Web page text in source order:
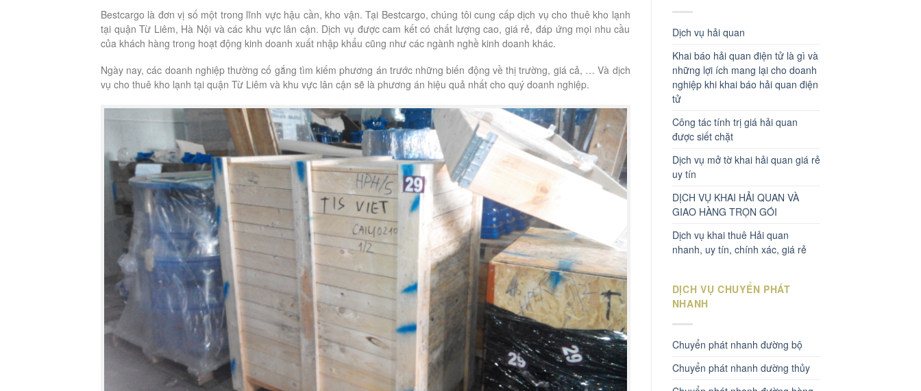
Bestcargo là đơn vị số một trong lĩnh vực hậu cần, kho vận. Tại Bestcargo, chúng tôi cung cấp dịch vụ cho thuê kho lạnh
tại quận Từ Liêm, Hà Nội và các khu vực lân cận. Dịch vụ được cam kết có chất lượng cao, giá rẻ, đáp ứng mọi nhu cầu
của khách hàng trong hoạt động kinh doanh xuất nhập khẩu cũng như các ngành nghề kinh doanh khác.
Ngày nay, các doanh nghiệp thường cố gắng tìm kiếm phương án trước những biến động về thị trường, giá cả, … Và dịch
vụ cho thuê kho lạnh tại quận Từ Liêm và khu vực lân cận sẽ là phương án hiệu quả nhất cho quý doanh nghiệp.
Dịch vụ hải quan
Khai báo hải quan điện tử là gì và
những lợi ích mang lại cho doanh
nghiệp khi khai báo hải quan điện
tử
Công tác tính trị giá hải quan
được siết chặt
Dịch vụ mở tờ khai hải quan giá rẻ
uy tín
DỊCH VỤ KHAI HẢI QUAN VÀ
GIAO HÀNG TRỌN GÓI
Dịch vụ khai thuê Hải quan
nhanh, uy tín, chính xác, giá rẻ
DỊCH VỤ CHUYỂN PHÁT
NHANH
Chuyển phát nhanh đường bộ
Chuyển phát nhanh dường thủy